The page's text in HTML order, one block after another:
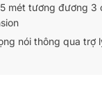
mét tương đương 3
nói thông qua trợ